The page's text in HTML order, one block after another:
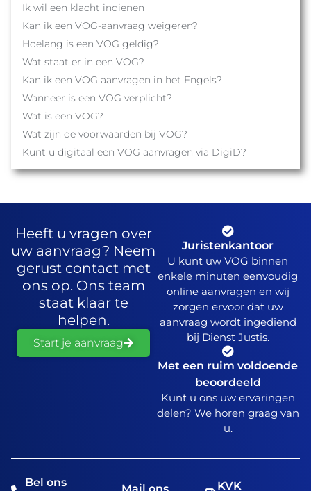
Ik wil een klacht indienen
Kan ik een VOG-aanvraag weigeren?
Hoelang is een VOG geldig?
Wat staat er in een VOG?
Kan ik een VOG aanvragen in het Engels?
Wanneer is een VOG verplicht?
Wat is een VOG?
Wat zijn de voorwaarden bij VOG?
Kunt u digitaal een VOG aanvragen via DigiD?
Heeft u vragen over
uw aanvraag? Neem
gerust contact met
ons op. Ons team
staat klaar te
helpen.
Start je aanvraag
Juristenkantoor
U kunt uw VOG binnen
enkele minuten eenvoudig
online aanvragen en wij
zorgen ervoor dat uw
aanvraag wordt ingediend
bij Dienst Justis.
Met een ruim voldoende
beoordeeld
Kunt u ons uw ervaringen
delen? We horen graag van
u.
Bel ons
KVK